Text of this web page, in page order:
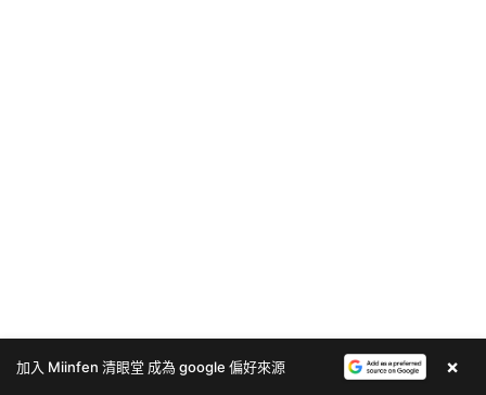
加入 Miinfen 清眼堂 成為 google 偏好來源 ×